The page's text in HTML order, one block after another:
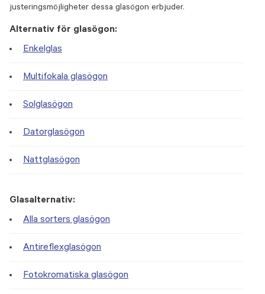
justeringsmöjligheter dessa glasögon erbjuder.
Alternativ för glasögon:
Enkelglas
Multifokala glasögon
Solglasögon
Datorglasögon
Nattglasögon
Glasalternativ:
Alla sorters glasögon
Antireflexglasögon
Fotokromatiska glasögon